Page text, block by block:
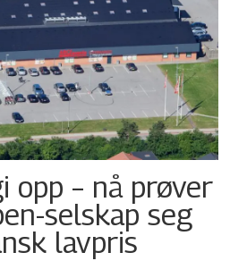
opp – nå prøver
selskap seg
lavpris